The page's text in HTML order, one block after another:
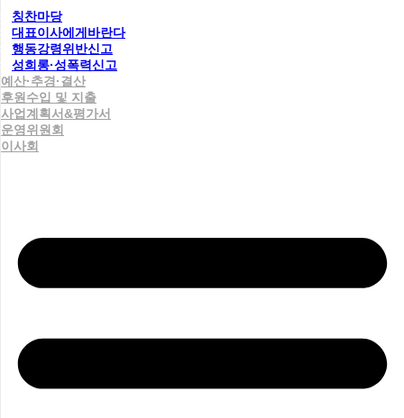
칭찬마당
대표이사에게바란다
행동강령위반신고
성희롱·성폭력신고
예산·추경·결산
후원수입 및 지출
사업계획서&평가서
운영위원회
이사회